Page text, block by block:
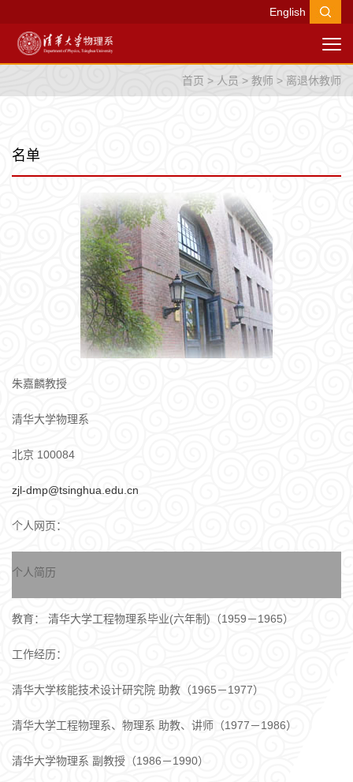
English
首页 > 人员 > 教师 > 离退休教师
名单
朱嘉麟教授
清华大学物理系
北京 100084
zjl-dmp@tsinghua.edu.cn
个人网页：
个人简历
教育： 清华大学工程物理系毕业(六年制)（1959－1965）
工作经历：
清华大学核能技术设计研究院 助教（1965－1977）
清华大学工程物理系、物理系 助教、讲师（1977－1986）
清华大学物理系 副教授（1986－1990）